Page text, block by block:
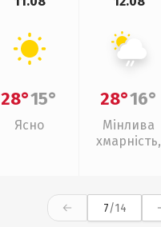
28°15°
Ясно
28°16°
Мінлива
хмарність,
7/14